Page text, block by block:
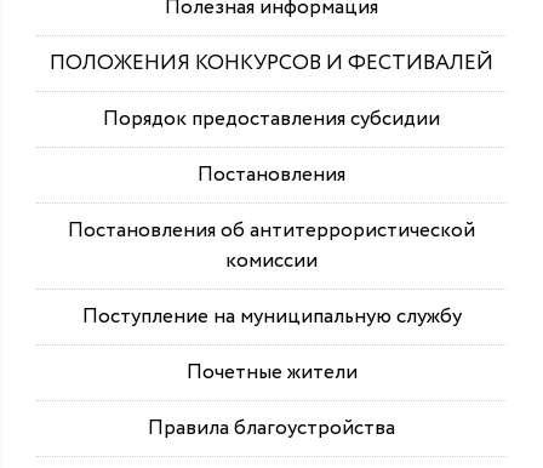
Полезная информация
ПОЛОЖЕНИЯ КОНКУРСОВ И ФЕСТИВАЛЕЙ
Порядок предоставления субсидии
Постановления
Постановления об антитеррористической
комиссии
Поступление на муниципальную службу
Почетные жители
Правила благоустройства